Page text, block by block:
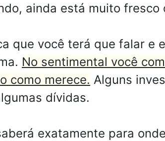
ainda está muito fresco
que você terá que falar e
No sentimental você
como merece. Alguns
dívidas.
exatamente para